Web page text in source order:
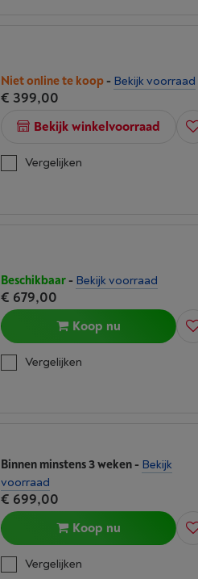
Niet online te koop- Bekijk voorraad
€ 399,00
Bekijk winkelvoorraad
Vergelijken
Beschikbaar- Bekijk voorraad
€ 679,00
Koop nu
Vergelijken
Binnen minstens 3 weken- Bekijk
voorraad
€ 699,00
Koop nu
Vergelijken